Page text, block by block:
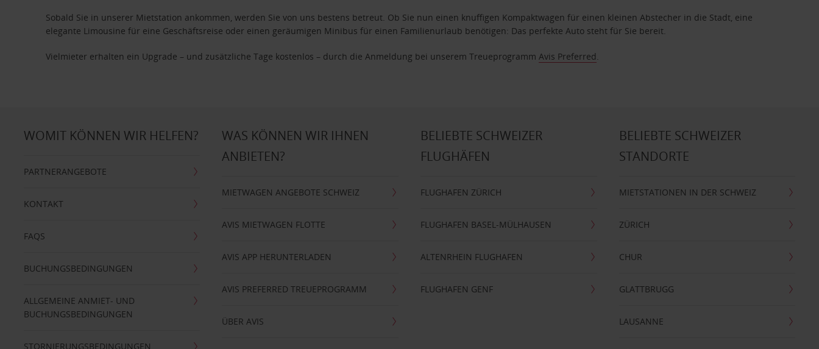
Sobald Sie in unserer Mietstation ankommen, werden Sie von uns bestens betreut. Ob Sie nun einen knuffigen Kompaktwagen für einen kleinen Abstecher in die Stadt, eine
elegante Limousine für eine Geschäftsreise oder einen geräumigen Minibus für einen Familienurlaub benötigen: Das perfekte Auto steht für Sie bereit.
Vielmieter erhalten ein Upgrade – und zusätzliche Tage kostenlos – durch die Anmeldung bei unserem TreueprogrammAvis Preferred.
WOMIT KÖNNEN WIR HELFEN?
PARTNERANGEBOTE
KONTAKT
FAQS
BUCHUNGSBEDINGUNGEN
ALLGEMEINE ANMIET- UND
BUCHUNGSBEDINGUNGEN
STORNIERUNGSBEDINGUNGEN
WAS KÖNNEN WIR IHNEN
ANBIETEN?
MIETWAGEN ANGEBOTE SCHWEIZ
AVIS MIETWAGEN FLOTTE
AVIS APP HERUNTERLADEN
AVIS PREFERRED TREUEPROGRAMM
ÜBER AVIS
BELIEBTE SCHWEIZER
FLUGHÄFEN
FLUGHAFEN ZÜRICH
FLUGHAFEN BASEL-MÜLHAUSEN
ALTENRHEIN FLUGHAFEN
FLUGHAFEN GENF
BELIEBTE SCHWEIZER
STANDORTE
MIETSTATIONEN IN DER SCHWEIZ
ZÜRICH
CHUR
GLATTBRUGG
LAUSANNE